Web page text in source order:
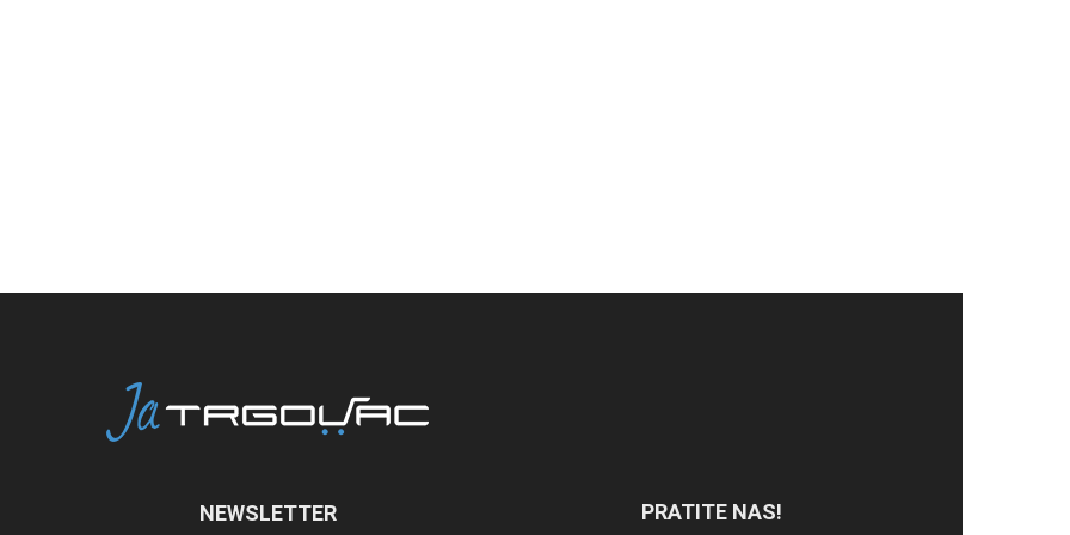
NEWSLETTER PRATITE NAS!